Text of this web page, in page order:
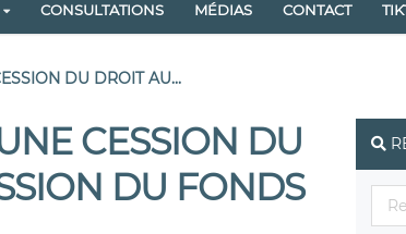
CONSULTATIONS MÉDIAS CONTACT
DU DROIT AU...
CESSION DU
DU FONDS